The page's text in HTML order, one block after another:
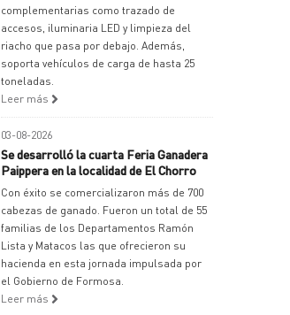
complementarias como trazado de
accesos, iluminaria LED y limpieza del
riacho que pasa por debajo. Además,
soporta vehículos de carga de hasta 25
toneladas.
Leer más
03-08-2026
Se desarrolló la cuarta Feria Ganadera
Paippera en la localidad de El Chorro
Con éxito se comercializaron más de 700
cabezas de ganado. Fueron un total de 55
familias de los Departamentos Ramón
Lista y Matacos las que ofrecieron su
hacienda en esta jornada impulsada por
el Gobierno de Formosa.
Leer más